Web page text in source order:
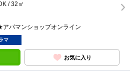
/ 32㎡
パマンショップオンライン
マ
お気に入り